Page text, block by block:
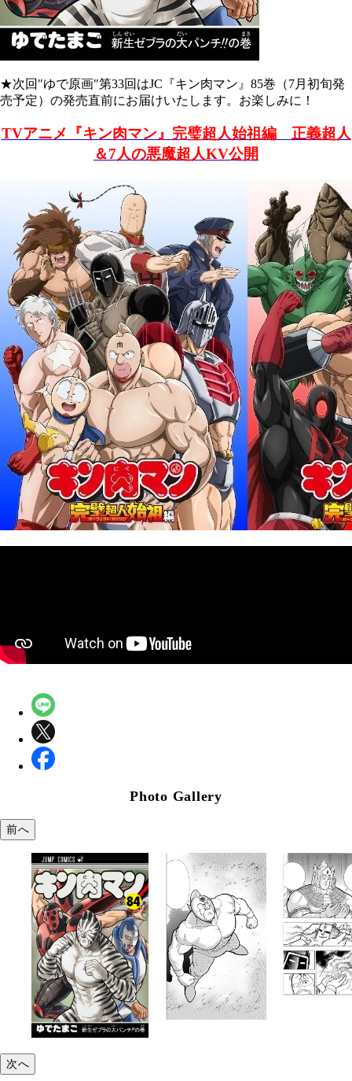
★次回"ゆで原画"第33回はJC 『キン肉マン』 85巻（7月初旬発
売予定）の発売直前にお届けいたします。お楽しみに！
TVアニメ『キン肉マン』完璧超人始祖編 正義超人
＆7人の悪魔超人KV公開
Photo Gallery
前へ
次へ